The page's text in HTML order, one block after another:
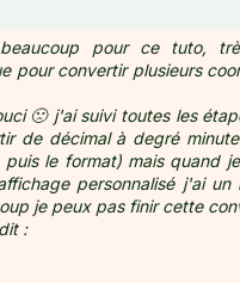
pour ce tuto,
pour convertir plusieurs
🙁 j'ai suivi toutes les
de décimal à degré
le format) mais quand
personnalisé j'ai un
je peux pas finir cette
: